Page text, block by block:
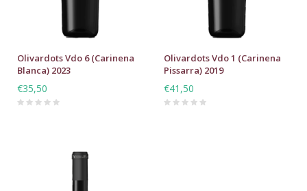
Olivardots Vdo 6 (Carinena
Blanca) 2023
€35,50
Olivardots Vdo 1 (Carinena
Pissarra) 2019
€41,50